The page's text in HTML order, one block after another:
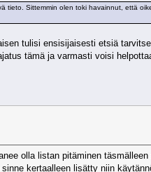
Sittemmin olen toki havainnut, että
tulisi ensisijaisesti etsiä
tämä ja varmasti voisi
olla listan pitäminen
kertaalleen lisätty niin